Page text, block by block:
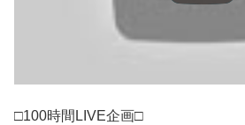
□100時間LIVE企画□